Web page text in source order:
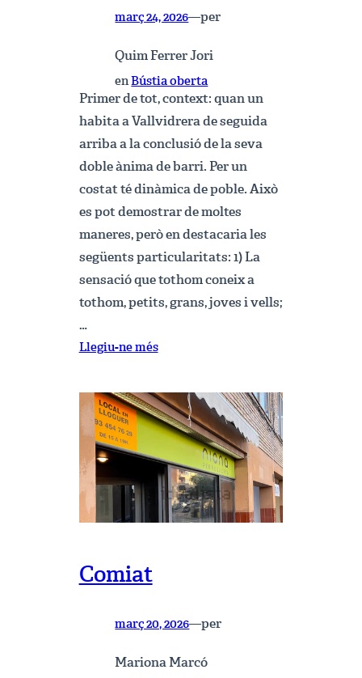
març 24, 2026—per
Quim Ferrer Jori
enBústia oberta
Primer de tot, context: quan un
habita a Vallvidrera de seguida
arriba a la conclusió de la seva
doble ànima de barri. Per un
costat té dinàmica de poble. Això
es pot demostrar de moltes
maneres, però en destacaria les
següents particularitats: 1) La
sensació que tothom coneix a
tothom, petits, grans, joves i vells;
…
Llegiu-ne més:
locals
de
Vallvidrera
Comiat
març 20, 2026—per
Mariona Marcó